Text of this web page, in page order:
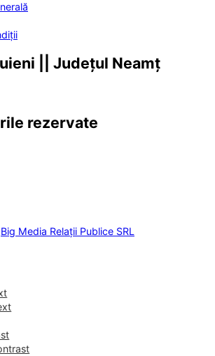
|| Județul Neamț
rezervate
Big Media Relații Publice SRL